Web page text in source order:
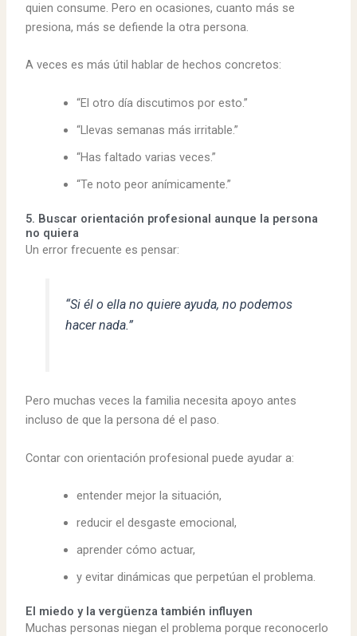
quien consume. Pero en ocasiones, cuanto más se
presiona, más se defiende la otra persona.
A veces es más útil hablar de hechos concretos:
“El otro día discutimos por esto.”
“Llevas semanas más irritable.”
“Has faltado varias veces.”
“Te noto peor anímicamente.”
5. Buscar orientación profesional aunque la persona
no quiera
Un error frecuente es pensar:
“Si él o ella no quiere ayuda, no podemos
hacer nada.”
Pero muchas veces la familia necesita apoyo antes
incluso de que la persona dé el paso.
Contar con orientación profesional puede ayudar a:
entender mejor la situación,
reducir el desgaste emocional,
aprender cómo actuar,
y evitar dinámicas que perpetúan el problema.
El miedo y la vergüenza también influyen
Muchas personas niegan el problema porque reconocerlo